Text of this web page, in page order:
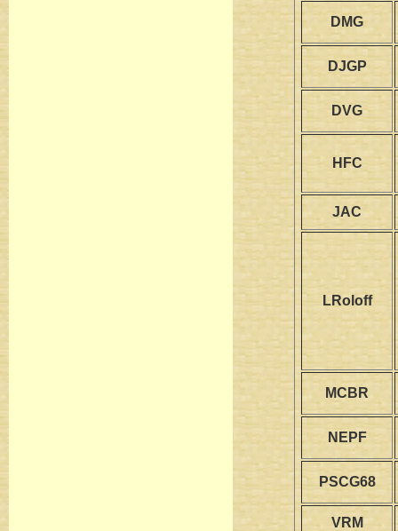
DMG
DJGP
DVG
HFC
JAC
LRoloff
MCBR
NEPF
PSCG68
VRM